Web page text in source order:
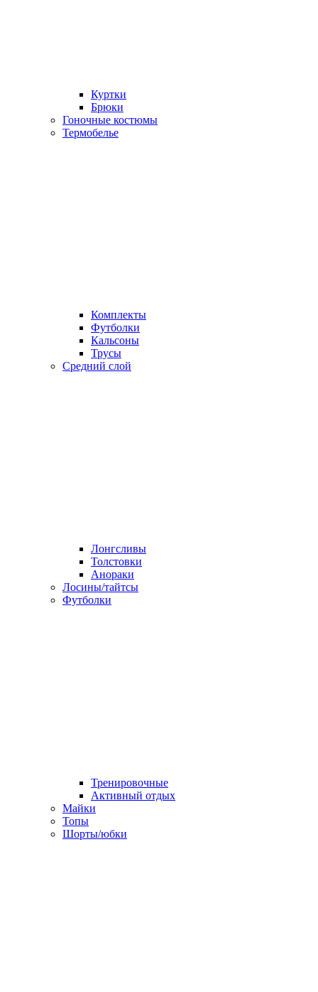
Куртки
Брюки
Гоночные костюмы
Термобелье
Комплекты
Футболки
Кальсоны
Трусы
Средний слой
Лонгсливы
Толстовки
Анораки
Лосины/тайтсы
Футболки
Тренировочные
Активный отдых
Майки
Топы
Шорты/юбки